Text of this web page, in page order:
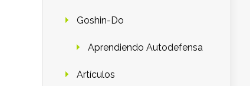
Goshin-Do
Aprendiendo Autodefensa
Artículos